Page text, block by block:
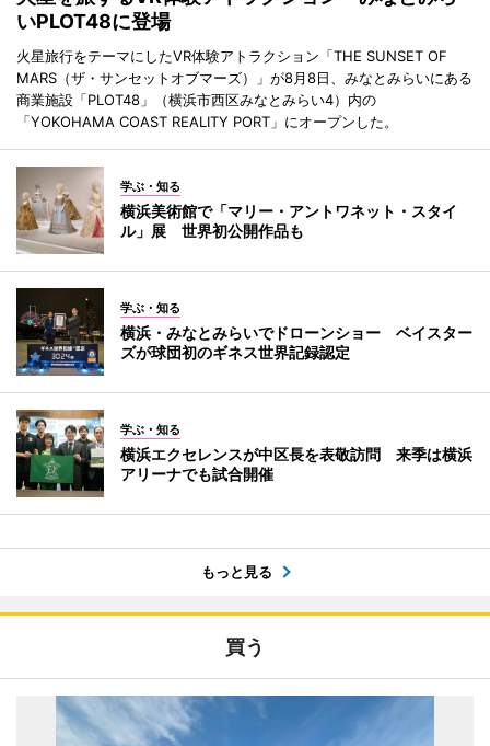
いPLOT48に登場
火星旅行をテーマにしたVR体験アトラクション「THE SUNSET OF
MARS（ザ・サンセットオブマーズ）」が8月8日、みなとみらいにある
商業施設「PLOT48」（横浜市西区みなとみらい4）内の
「YOKOHAMA COAST REALITY PORT」にオープンした。
学ぶ・知る
横浜美術館で「マリー・アントワネット・スタイ
ル」展 世界初公開作品も
学ぶ・知る
横浜・みなとみらいでドローンショー ベイスター
ズが球団初のギネス世界記録認定
学ぶ・知る
横浜エクセレンスが中区長を表敬訪問 来季は横浜
アリーナでも試合開催
もっと見る
買う